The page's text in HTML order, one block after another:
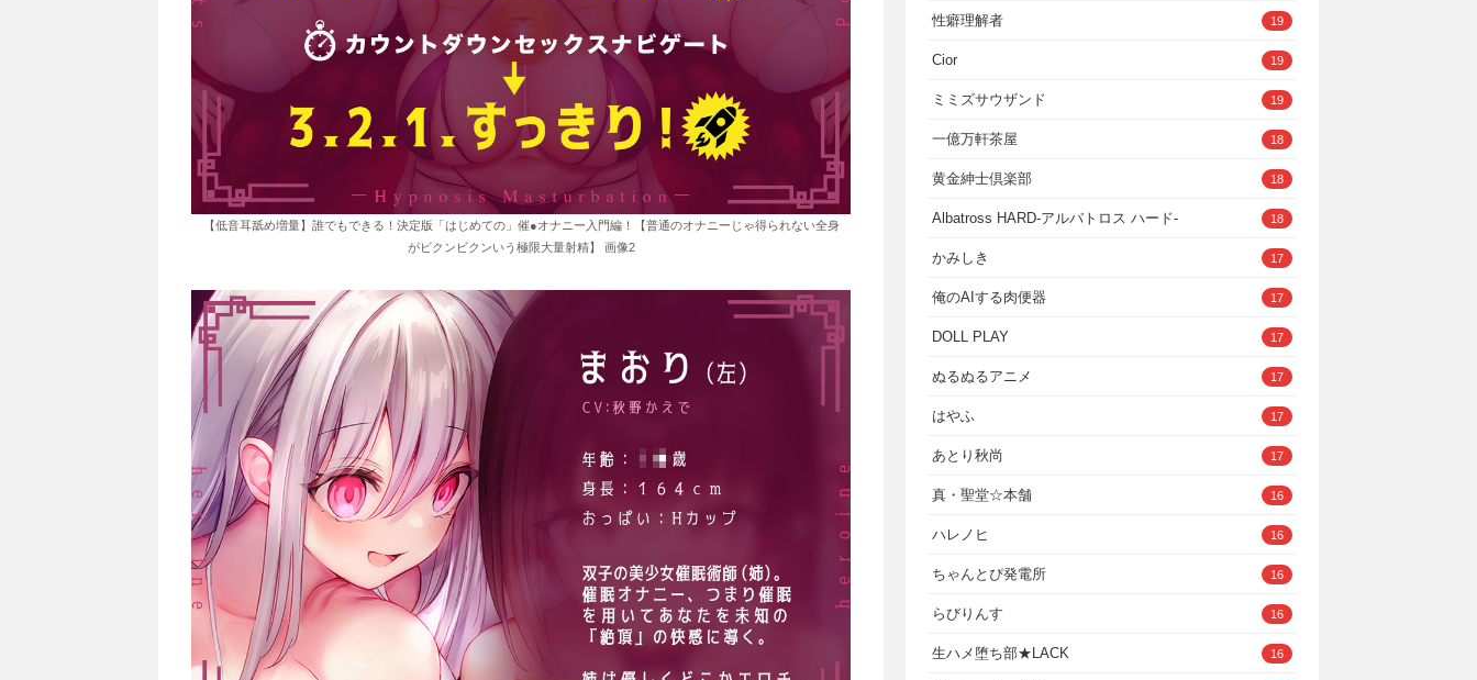
【低音耳舐め増量】誰でもできる！決定版「はじめての」催●オナニー入門編！【普通のオナニーじゃ得られない全身
がビクンビクンいう極限大量射精】 画像2
性癖理解者 19
Cior 19
ミミズサウザンド 19
一億万軒茶屋 18
黄金紳士倶楽部 18
Albatross HARD‐アルバトロス ハード‐ 18
かみしき 17
俺のAIする肉便器 17
DOLL PLAY 17
ぬるぬるアニメ 17
はやふ 17
あとり秋尚 17
真・聖堂☆本舗 16
ハレノヒ 16
ちゃんとぴ発電所 16
らびりんす 16
生ハメ堕ち部★LACK 16